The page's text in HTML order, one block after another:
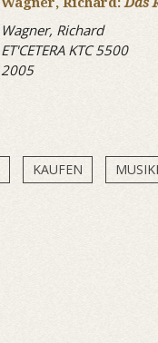
Wagner, Richard
ET'CETERA KTC 5500
2005
KAUFEN